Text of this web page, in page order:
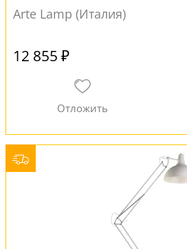
Arte Lamp (Италия)
12 855 ₽